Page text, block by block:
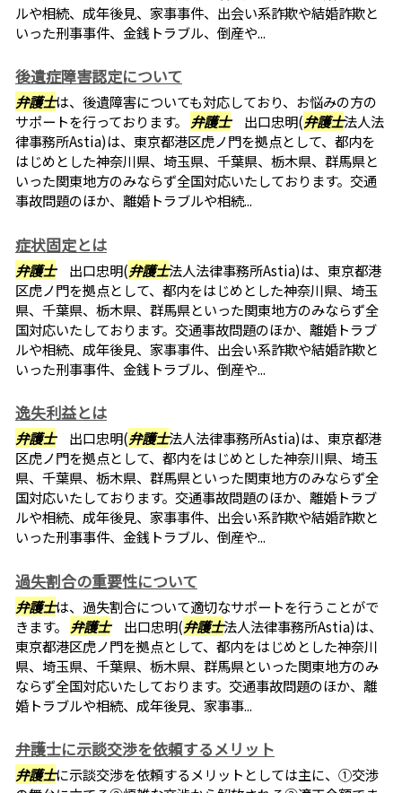
ルや相続、成年後見、家事事件、出会い系詐欺や結婚詐欺と
いった刑事事件、金銭トラブル、倒産や...
後遺症障害認定について
弁護士は、後遺障害についても対応しており、お悩みの方の
サポートを行っております。 弁護士出口忠明(弁護士法人法
律事務所Astia)は、東京都港区虎ノ門を拠点として、都内を
はじめとした神奈川県、埼玉県、千葉県、栃木県、群馬県と
いった関東地方のみならず全国対応いたしております。交通
事故問題のほか、離婚トラブルや相続...
症状固定とは
弁護士出口忠明(弁護士法人法律事務所Astia)は、東京都港
区虎ノ門を拠点として、都内をはじめとした神奈川県、埼玉
県、千葉県、栃木県、群馬県といった関東地方のみならず全
国対応いたしております。交通事故問題のほか、離婚トラブ
ルや相続、成年後見、家事事件、出会い系詐欺や結婚詐欺と
いった刑事事件、金銭トラブル、倒産や...
逸失利益とは
弁護士出口忠明(弁護士法人法律事務所Astia)は、東京都港
区虎ノ門を拠点として、都内をはじめとした神奈川県、埼玉
県、千葉県、栃木県、群馬県といった関東地方のみならず全
国対応いたしております。交通事故問題のほか、離婚トラブ
ルや相続、成年後見、家事事件、出会い系詐欺や結婚詐欺と
いった刑事事件、金銭トラブル、倒産や...
過失割合の重要性について
弁護士は、過失割合について適切なサポートを行うことがで
きます。 弁護士出口忠明(弁護士法人法律事務所Astia)は、
東京都港区虎ノ門を拠点として、都内をはじめとした神奈川
県、埼玉県、千葉県、栃木県、群馬県といった関東地方のみ
ならず全国対応いたしております。交通事故問題のほか、離
婚トラブルや相続、成年後見、家事事...
弁護士に示談交渉を依頼するメリット
弁護士に示談交渉を依頼するメリットとしては主に、①交渉